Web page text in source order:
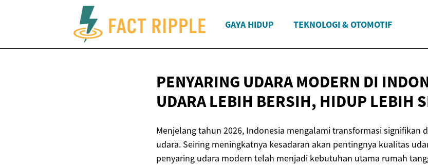
GAYA HIDUP TEKNOLOGI & OTOMOTIF
PENYARING UDARA MODERN DI
UDARA LEBIH BERSIH, HIDUP LEBIH
Menjelang tahun 2026, Indonesia mengalami transformasi signifikan
udara. Seiring meningkatnya kesadaran akan pentingnya kualitas
penyaring udara modern telah menjadi kebutuhan utama rumah